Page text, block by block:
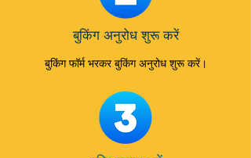
बुकिंग अनुरोध शुरू करें
बुकिंग फॉर्म भरकर बुकिंग अनुरोध शुरू करें।